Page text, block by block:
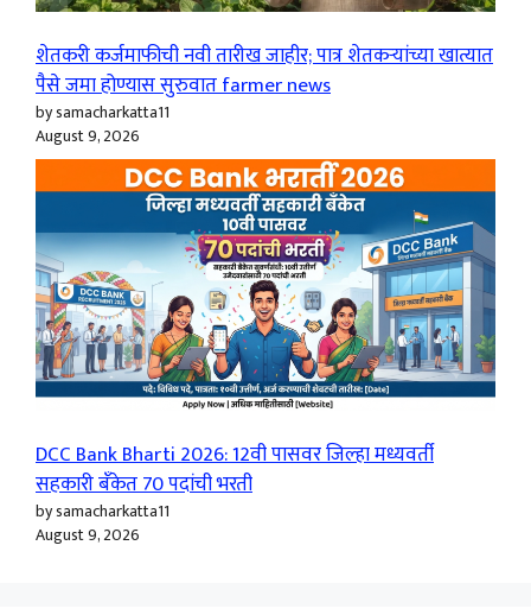
शेतकरी कर्जमाफीची नवी तारीख जाहीर; पात्र शेतकऱ्यांच्या खात्यात
पैसे जमा होण्यास सुरुवात farmer news
by samacharkatta11
August 9, 2026
DCC Bank Bharti 2026: 12वी पासवर जिल्हा मध्यवर्ती
सहकारी बँकेत 70 पदांची भरती
by samacharkatta11
August 9, 2026